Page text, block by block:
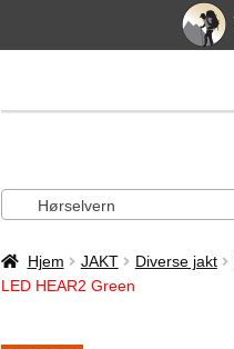
Hørselvern
Hjem JAKT Diverse jakt
LED HEAR2 Green